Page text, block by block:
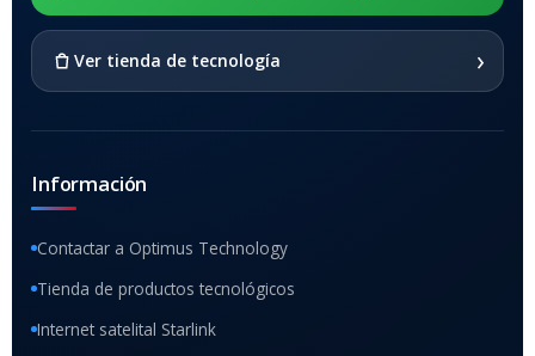
Ver tienda de tecnología ›
Información
Contactar a Optimus Technology
Tienda de productos tecnológicos
Internet satelital Starlink